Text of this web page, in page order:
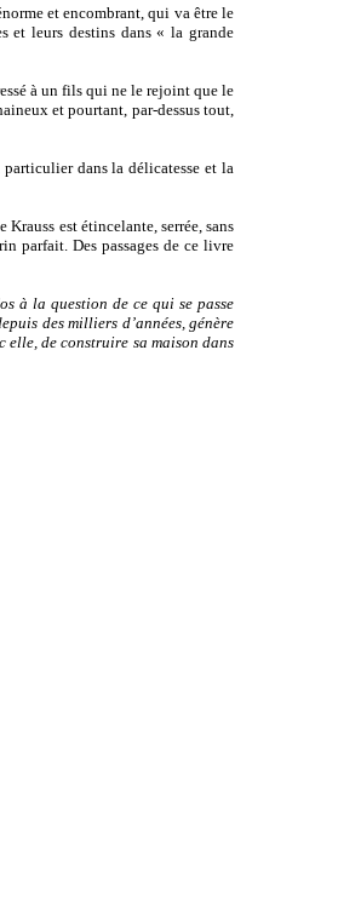
et encombrant, qui va être le
et leurs destins dans « la grande
à un fils qui ne le rejoint que le
et pourtant, par-dessus tout,
dans la délicatesse et la
est étincelante, serrée, sans
parfait. Des passages de ce livre
à la question de ce qui se passe
des milliers d’années, génère
elle, de construire sa maison dans